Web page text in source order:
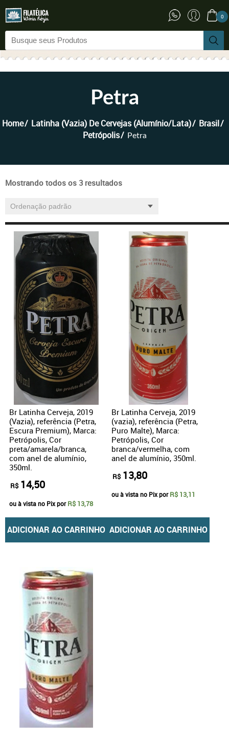
0
Petra
Home Latinha (vazia) De Cervejas (Alumínio/Lata)
Brasil
Petrópolis
Petra
Mostrando todos os 3 resultados
Br Latinha Cerveja, 2019
(Vazia), referência (Petra,
Escura Premium), Marca:
Petrópolis, Cor
preta/amarela/branca,
com anel de alumínio,
350ml.
R$ 14,50
ou à vista no Pix porR$ 13,78
ADICIONAR AO CARRINHO
Br Latinha Cerveja, 2019
(vazia), referência (Petra,
Puro Malte), Marca:
Petrópolis, Cor
branca/vermelha, com
anel de alumínio, 350ml.
R$ 13,80
ou à vista no Pix porR$ 13,11
ADICIONAR AO CARRINHO